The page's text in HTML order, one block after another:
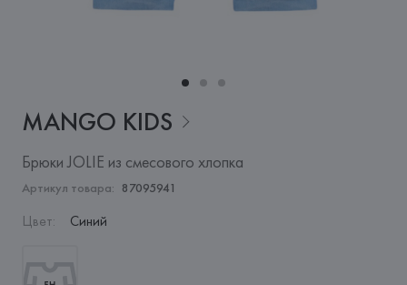
MANGO KIDS
Брюки JOLIE из смесового хлопка
Артикул товара: 87095941
Цвет: Синий